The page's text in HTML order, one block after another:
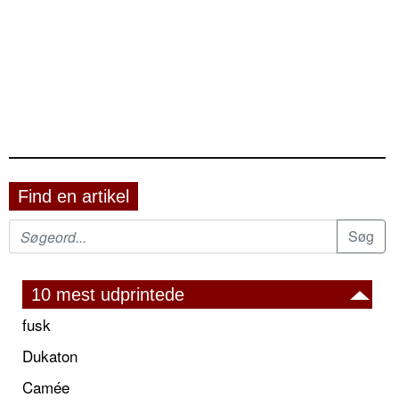
Find en artikel
10 mest udprintede
fusk
Dukaton
Camée